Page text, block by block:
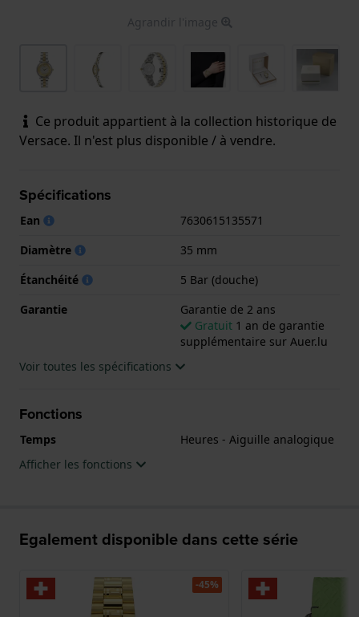
Agrandir l'image
Ce produit appartient à la collection historique de
Versace. Il n'est plus disponible / à vendre.
Spécifications
Ean
7630615135571
Diamètre
35 mm
Étanchéité
5 Bar (douche)
Garantie
Garantie de 2 ans
Gratuit 1 an de garantie
supplémentaire sur Auer.lu
Voir toutes les spécifications
Fonctions
Temps
Heures - Aiguille analogique
Afficher les fonctions
Egalement disponible dans cette série
-45%